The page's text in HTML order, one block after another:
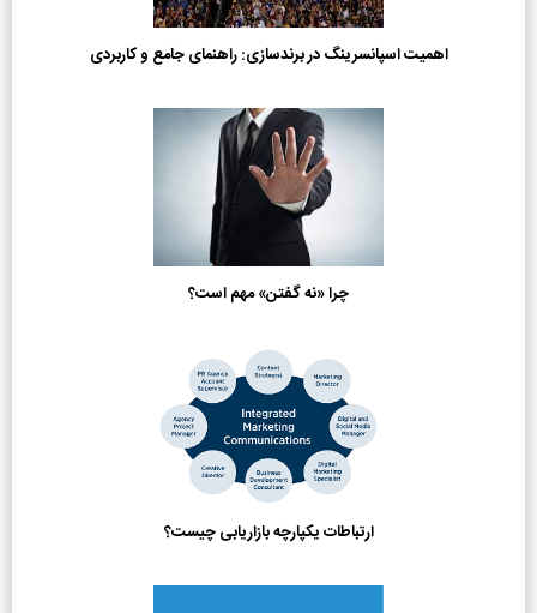
اهمیت اسپانسرینگ در برندسازی: راهنمای جامع و کاربردی
چرا «نه گفتن» مهم است؟
ارتباطات یکپارچه بازاریابی چیست؟